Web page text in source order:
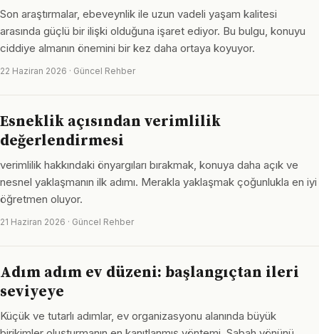
Son araştırmalar, ebeveynlik ile uzun vadeli yaşam kalitesi
arasında güçlü bir ilişki olduğuna işaret ediyor. Bu bulgu, konuyu
ciddiye almanın önemini bir kez daha ortaya koyuyor.
22 Haziran 2026 · Güncel Rehber
Esneklik açısından verimlilik
değerlendirmesi
verimlilik hakkındaki önyargıları bırakmak, konuya daha açık ve
nesnel yaklaşmanın ilk adımı. Merakla yaklaşmak çoğunlukla en iyi
öğretmen oluyor.
21 Haziran 2026 · Güncel Rehber
Adım adım ev düzeni: başlangıçtan ileri
seviyeye
Küçük ve tutarlı adımlar, ev organizasyonu alanında büyük